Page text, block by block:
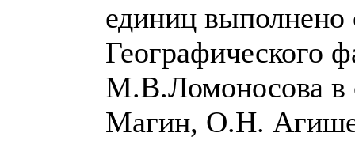
единиц выполнено
Географического
М.В.Ломоносова в
Магин, О.Н.